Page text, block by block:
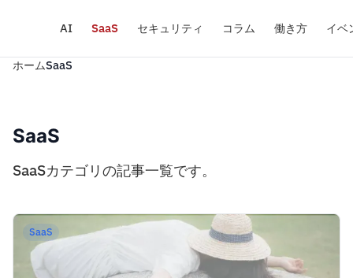
AI SaaS セキュリティ コラム 働き方 イベ
ホームSaaS
SaaS
SaaSカテゴリの記事一覧です。
SaaS